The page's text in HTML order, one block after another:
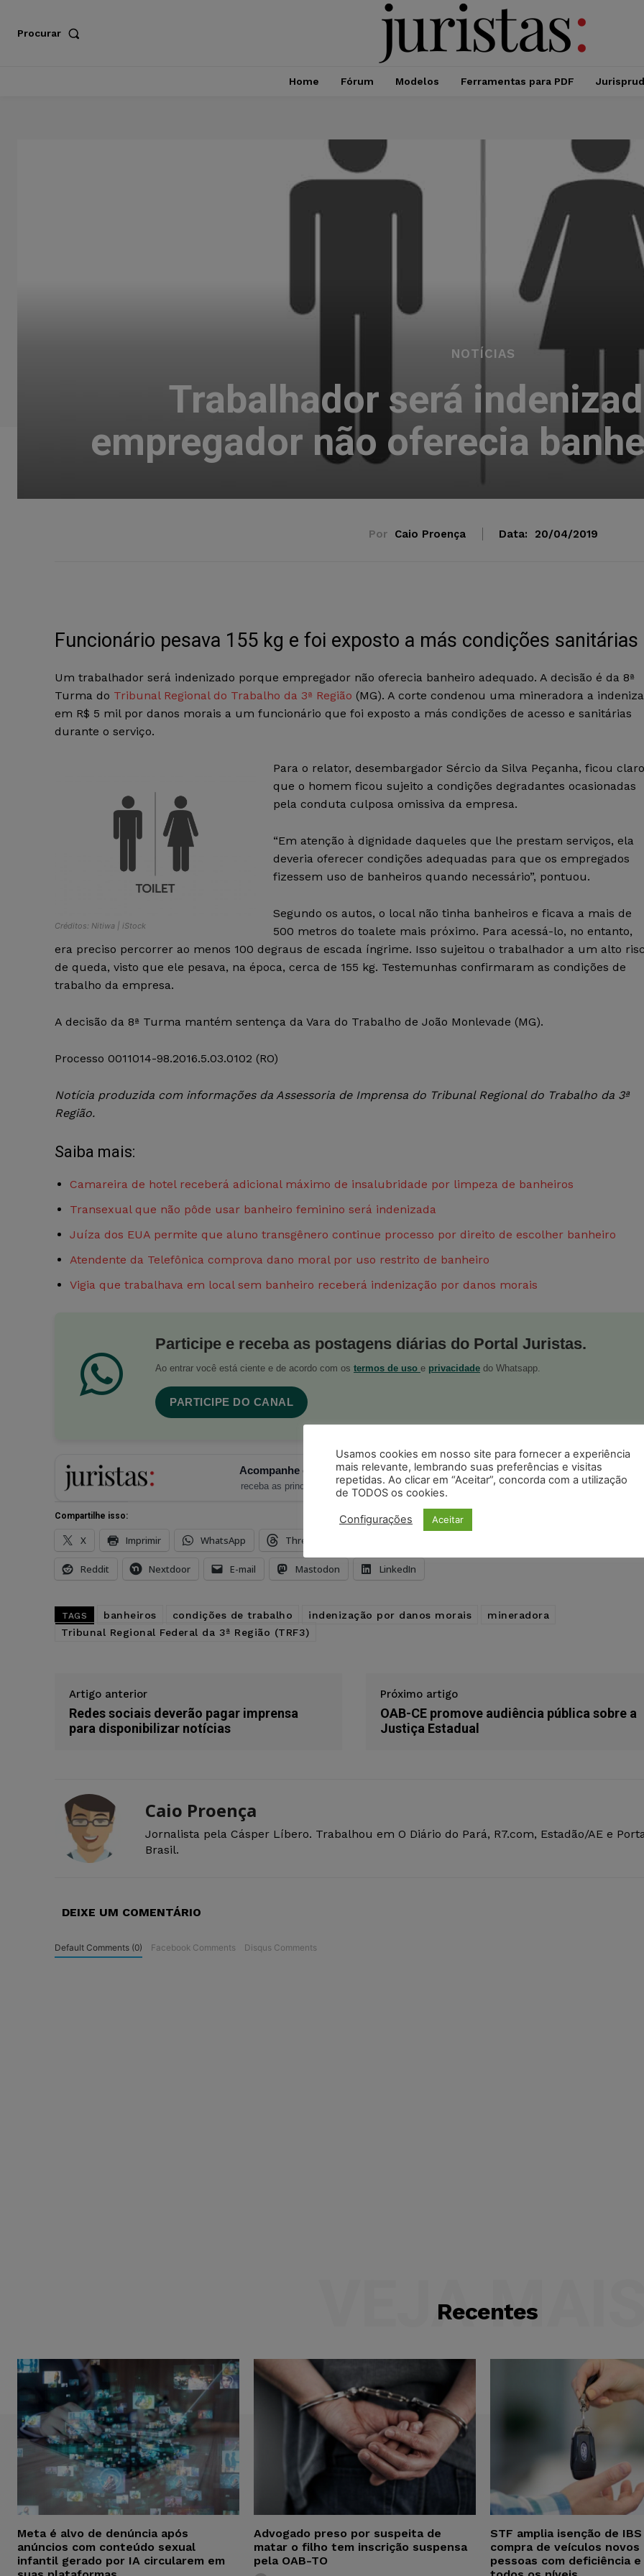
Procurar
Home Fórum Modelos Ferramentas para PDF
NOTÍCIAS
Trabalhador será
empregador não oferecia
Por Caio Proença Data: 20/04/2019
Funcionário pesava 155 kg e foi exposto a más condições sanitárias
Um trabalhador será indenizado porque empregador não oferecia banheiro adequado. A decisão é da 8ª
Turma do Tribunal Regional do Trabalho da 3ª Região (MG). A corte condenou uma mineradora a
em R$ 5 mil por danos morais a um funcionário que foi exposto a más condições de acesso e sanitárias
durante o serviço.
Créditos: Nitiwa | iStock
Para o relator, desembargador Sércio da Silva Peçanha, ficou claro
que o homem ficou sujeito a condições degradantes ocasionadas
pela conduta culposa omissiva da empresa.
“Em atenção à dignidade daqueles que lhe prestam serviços, ela
deveria oferecer condições adequadas para que os empregados
fizessem uso de banheiros quando necessário”, pontuou.
Segundo os autos, o local não tinha banheiros e ficava a mais de
500 metros do toalete mais próximo. Para acessá-lo, no entanto,
era preciso percorrer ao menos 100 degraus de escada íngrime. Isso sujeitou o trabalhador a um alto
de queda, visto que ele pesava, na época, cerca de 155 kg. Testemunhas confirmaram as condições de
trabalho da empresa.
A decisão da 8ª Turma mantém sentença da Vara do Trabalho de João Monlevade (MG).
Processo 0011014-98.2016.5.03.0102 (RO)
Notícia produzida com informações da Assessoria de Imprensa do Tribunal Regional do Trabalho da 3ª
Região.
Saiba mais:
Camareira de hotel receberá adicional máximo de insalubridade por limpeza de banheiros
Transexual que não pôde usar banheiro feminino será indenizada
Juíza dos EUA permite que aluno transgênero continue processo por direito de escolher banheiro
Atendente da Telefônica comprova dano moral por uso restrito de banheiro
Vigia que trabalhava em local sem banheiro receberá indenização por danos morais
Participe e receba as postagens diárias do Portal Juristas.
Ao entrar você está ciente e de acordo com os termos de uso e privacidade do Whatsapp.
PARTICIPE DO CANAL
Acompanhe o Juristas no Google News
receba as principais notícias jurídicas do Brasil
Seguir no Google
Compartilhe isso:
X Imprimir WhatsApp Threads
Reddit Nextdoor E-mail Mastodon LinkedIn
TAGS banheiros condições de trabalho indenização por danos morais
mineradora
Tribunal Regional Federal da 3ª Região (TRF3)
Artigo anterior
Redes sociais deverão pagar imprensa
para disponibilizar notícias
Próximo artigo
OAB-CE promove audiência pública sobre a
Justiça Estadual
Caio Proença
Jornalista pela Cásper Líbero. Trabalhou em O Diário do Pará, R7.com, Estadão/AE e
Brasil.
DEIXE UM COMENTÁRIO
Default Comments (0) Facebook Comments Disqus Comments
Recentes
VEJA
Meta é alvo de denúncia após
anúncios com conteúdo sexual
infantil gerado por IA circularem em
Advogado preso por suspeita de
matar o filho tem inscrição suspensa
pela OAB-TO
STF amplia isenção de
compra de veículos novos
pessoas com deficiência
Usamos cookies em nosso site para fornecer a experiência
mais relevante, lembrando suas preferências e visitas
repetidas. Ao clicar em “Aceitar”, concorda com a utilização
de TODOS os cookies.
Configurações Aceitar